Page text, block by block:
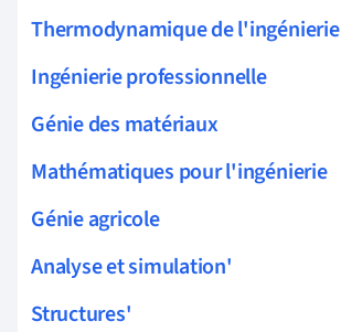
Thermodynamique de l'ingénierie
Ingénierie professionnelle
Génie des matériaux
Mathématiques pour l'ingénierie
Génie agricole
Analyse et simulation'
Structures'